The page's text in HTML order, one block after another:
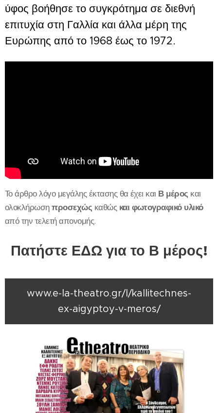
ύφος βοήθησε το συγκρότημα σε διεθνή
επιτυχία στη Γαλλία και άλλα μέρη της
Ευρώπης από το 1968 έως το 1972.
Το άρθρο λόγο μεγάλης έκτασης θα έχει και Β μέρος και
ολοκλήρωσηπροσεχώς καθώς και φωτογραφικό υλικό
από την τελετή απονομής.
Πατήστε ΕΔΩ για το Β μέρος!
www.e-la-theatro.gr/l/kallitechnes-
ex-aigyptoy-v-meros/